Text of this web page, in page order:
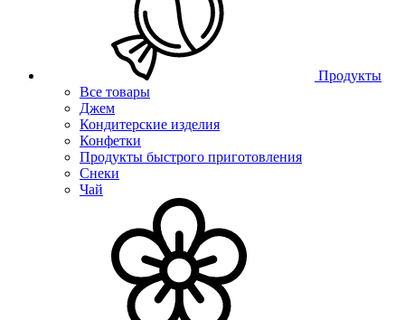
Продукты
Все товары
Джем
Кондитерские изделия
Конфетки
Продукты быстрого приготовления
Снеки
Чай